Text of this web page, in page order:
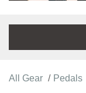
All Gear Pedals